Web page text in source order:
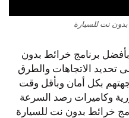
نت للسيارة
برنامج خرائط بدون
تحديد الاتجاهات والطرق
بكل أمان وبأقل وقت
وكاميرات رصد السرعة
خرائط بدون نت للسيارة